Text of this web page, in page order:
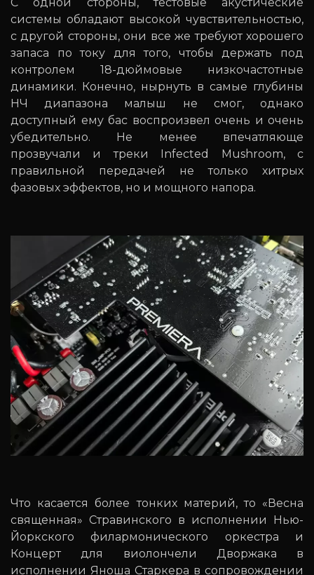
С одной стороны, тестовые акустические
системы обладают высокой чувствительностью,
с другой стороны, они все же требуют хорошего
запаса по току для того, чтобы держать под
контролем 18-дюймовые низкочастотные
динамики. Конечно, нырнуть в самые глубины
НЧ диапазона малыш не смог, однако
доступный ему бас воспроизвел очень и очень
убедительно. Не менее впечатляюще
прозвучали и треки Infected Mushroom, с
правильной передачей не только хитрых
фазовых эффектов, но и мощного напора.
Что касается более тонких материй, то «Весна
священная» Стравинского в исполнении Нью-
Йоркского филармонического оркестра и
Концерт для виолончели Дворжака в
исполнении Яноша Старкера в сопровождении